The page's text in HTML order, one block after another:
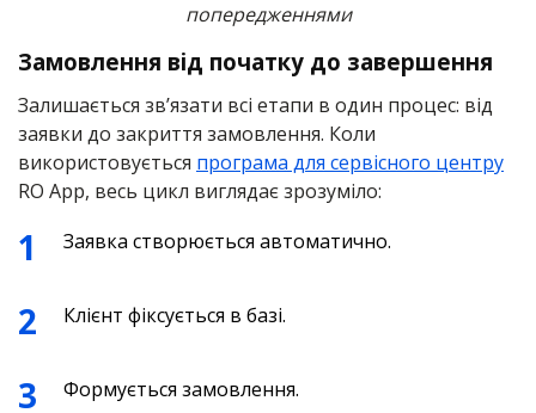
попередженнями
Замовлення від початку до завершення
Залишається зв’язати всі етапи в один процес: від
заявки до закриття замовлення. Коли
використовується програма для сервісного центру
RO App, весь цикл виглядає зрозуміло:
Заявка створюється автоматично.
Клієнт фіксується в базі.
Формується замовлення.